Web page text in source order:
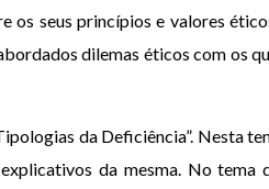
seus princípios e valores
dilemas éticos com os
da Deficiência”. Nesta
da mesma. No tema